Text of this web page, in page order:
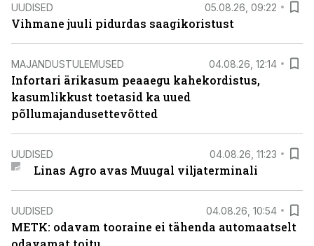
UUDISED 05.08.26, 09:22
Vihmane juuli pidurdas saagikoristust
MAJANDUSTULEMUSED 04.08.26, 12:14
Infortari ärikasum peaaegu kahekordistus,
kasumlikkust toetasid ka uued
põllumajandusettevõtted
UUDISED 04.08.26, 11:23
Linas Agro avas Muugal viljaterminali
UUDISED 04.08.26, 10:54
METK: odavam tooraine ei tähenda automaatselt